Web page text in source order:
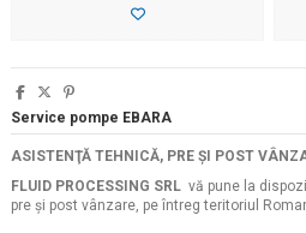
Service pompe EBARA
ASISTENŢĂ TEHNICĂ, PRE ŞI POST
FLUID PROCESSING SRL vă pune la
pre şi post vânzare, pe întreg teritoriul